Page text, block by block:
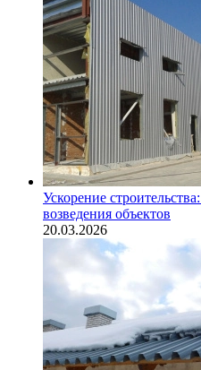
Ускорение
возведения объектов
20.03.2026